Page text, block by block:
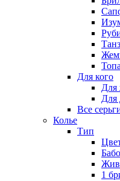
Для кого
Для
Для
Все
Колье
Тип
1